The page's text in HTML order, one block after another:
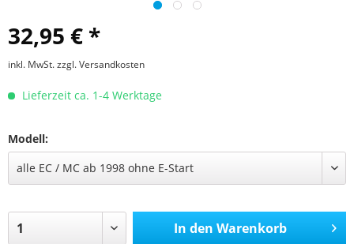
32,95 € *
inkl. MwSt.zzgl. Versandkosten
Lieferzeit ca. 1-4 Werktage
Modell:
In den Warenkorb